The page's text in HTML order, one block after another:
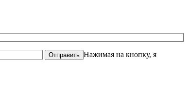
Отправить Нажимая на кнопку, я